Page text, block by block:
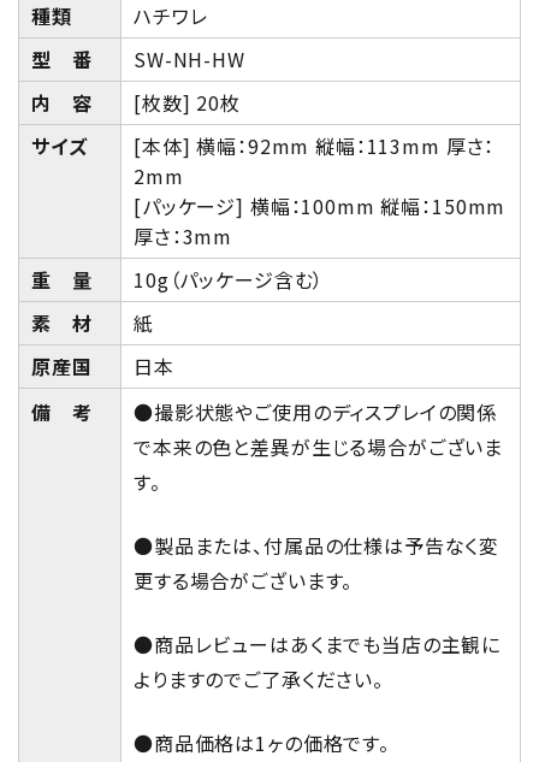
種類
ハチワレ
型 番
SW-NH-HW
内 容
[枚数] 20枚
サイズ
[本体] 横幅：92mm 縦幅：113mm 厚さ：
2mm
[パッケージ] 横幅：100mm 縦幅：150mm
厚さ：3mm
重 量
10g（パッケージ含む）
素 材
紙
原産国
日本
備 考
●撮影状態やご使用のディスプレイの関係
で本来の色と差異が生じる場合がございま
す。
●製品または、付属品の仕様は予告なく変
更する場合がございます。
●商品レビューはあくまでも当店の主観に
よりますのでご了承ください。
●商品価格は1ヶの価格です。